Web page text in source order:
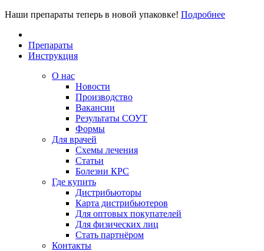
Наши препараты теперь в новой упаковке! Подробнее
Препараты
Инструкция
О нас
Новости
Производство
Вакансии
Результаты СОУТ
Формы
Для врачей
Схемы лечения
Статьи
Болезни КРС
Где купить
Дистрибьюторы
Карта дистрибьютеров
Для оптовых покупателей
Для физических лиц
Стать партнёром
Контакты